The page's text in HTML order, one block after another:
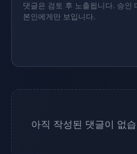
댓글은 검토 후 노출됩니다. 승인
본인에게만 보입니다.
아직 작성된 댓글이 없